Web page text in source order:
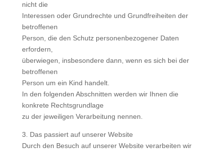
nicht die
Interessen oder Grundrechte und Grundfreiheiten der
betroffenen
Person, die den Schutz personenbezogener Daten
erfordern,
überwiegen, insbesondere dann, wenn es sich bei der
betroffenen
Person um ein Kind handelt.
In den folgenden Abschnitten werden wir Ihnen die
konkrete Rechtsgrundlage
zu der jeweiligen Verarbeitung nennen.
3. Das passiert auf unserer Website
Durch den Besuch auf unserer Website verarbeiten wir